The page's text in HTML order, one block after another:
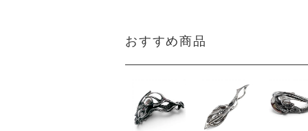
おすすめ商品